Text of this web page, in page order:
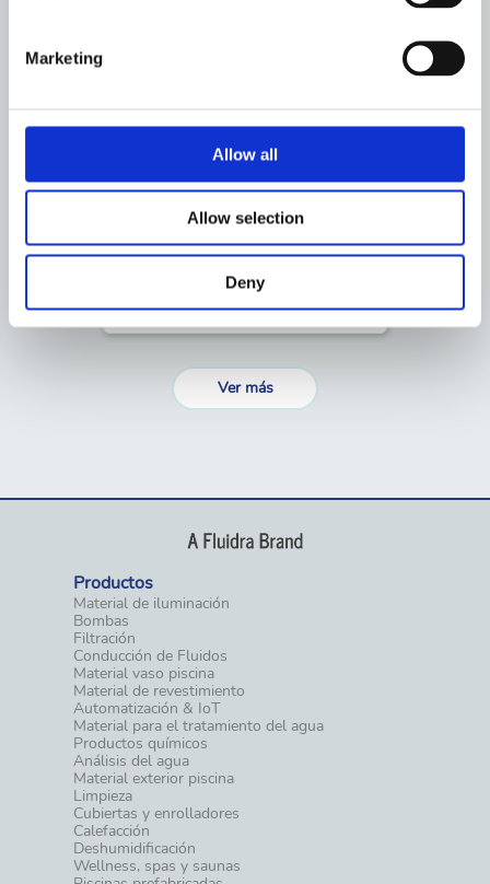
Marketing
Allow all
Allow selection
Deny
3 4403010801
CJTO.
PRENSAESTOPAS
Ver más
Productos
Material de iluminación
Bombas
Filtración
Conducción de Fluidos
Material vaso piscina
Material de revestimiento
Automatización & IoT
Material para el tratamiento del agua
Productos químicos
Análisis del agua
Material exterior piscina
Limpieza
Cubiertas y enrolladores
Calefacción
Deshumidificación
Wellness, spas y saunas